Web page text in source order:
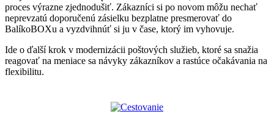
proces výrazne zjednodušiť. Zákazníci si po novom môžu nechať
neprevzatú doporučenú zásielku bezplatne presmerovať do
BalíkoBOXu a vyzdvihnúť si ju v čase, ktorý im vyhovuje.
Ide o ďalší krok v modernizácii poštových služieb, ktoré sa snažia
reagovať na meniace sa návyky zákazníkov a rastúce očakávania na
flexibilitu.